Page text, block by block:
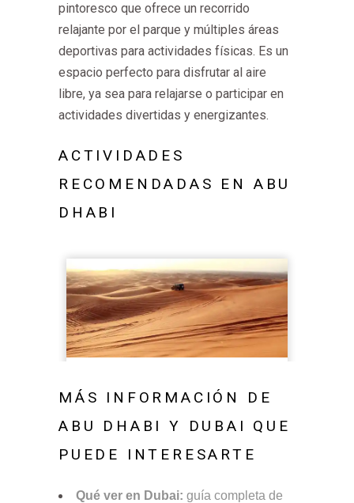
pintoresco que ofrece un recorrido
relajante por el parque y múltiples áreas
deportivas para actividades físicas. Es un
espacio perfecto para disfrutar al aire
libre, ya sea para relajarse o participar en
actividades divertidas y energizantes.
ACTIVIDADES
RECOMENDADAS EN ABU
DHABI
MÁS INFORMACIÓN DE
ABU DHABI Y DUBAI QUE
PUEDE INTERESARTE
Qué ver en Dubai: guía completa de